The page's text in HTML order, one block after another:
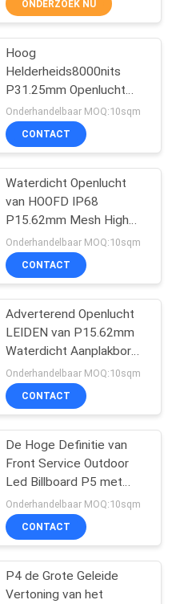
de
207
de
54
ONDERZOEK NU
Hoog
Helderheids8000nits
P31.25mm Openlucht
LEIDEN Waterdicht
Aanplakbord IP68
Onderhandelbaar MOQ:10sqm
CONTACT
Waterdicht Openlucht
van HOOFD IP68
P15.62mm Mesh High
Brightness 8000nits
Onderhandelbaar MOQ:10sqm
CONTACT
Adverterend Openlucht
LEIDEN van P15.62mm
Waterdicht Aanplakbord
8000nits IP68
Onderhandelbaar MOQ:10sqm
CONTACT
De Hoge Definitie van
Front Service Outdoor
Led Billboard P5 met
Betrouwbare Prestaties
Onderhandelbaar MOQ:10sqm
CONTACT
P4 de Grote Geleide
Vertoning van het